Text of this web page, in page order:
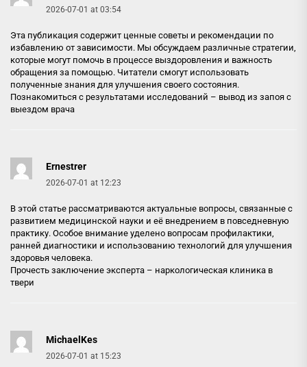
2026-07-01 at 03:54
Эта публикация содержит ценные советы и рекомендации по
избавлению от зависимости. Мы обсуждаем различные стратегии,
которые могут помочь в процессе выздоровления и важность
обращения за помощью. Читатели смогут использовать
полученные знания для улучшения своего состояния.
Познакомиться с результатами исследований – вывод из запоя с
выездом врача
Ernestrer
2026-07-01 at 12:23
В этой статье рассматриваются актуальные вопросы, связанные с
развитием медицинской науки и её внедрением в повседневную
практику. Особое внимание уделено вопросам профилактики,
ранней диагностики и использованию технологий для улучшения
здоровья человека.
Прочесть заключение эксперта – наркологическая клиника в
твери
MichaelKes
2026-07-01 at 15:23